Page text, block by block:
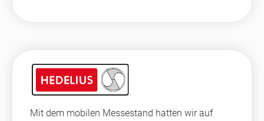
Mit dem mobilen Messestand hatten wir auf